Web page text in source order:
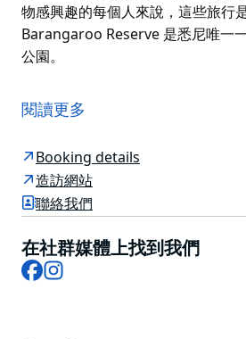
物感興趣的每個人來說，這些旅行
Barangaroo Reserve 是悉尼唯一
公園。
遊客現在可以通過 Barangaroo 的
一的實踐教育之旅，與世界上最古
著名的環境教育家 Clarence
Barangaroo 的原住民文化之旅計
原住民歷史和文化意義。
這些旅行深入解釋了悉尼港和周邊
及該地點對澳大利亞原住民的重要
閱讀更多
Booking details
造訪網站
聯絡我們
在社群媒體上找到我們
Facebook